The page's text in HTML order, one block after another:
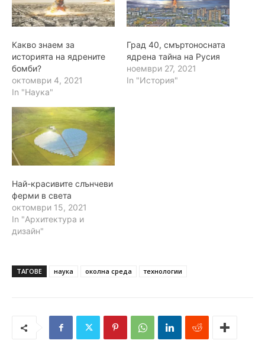
Какво знаем за
историята на ядрените
бомби?
октомври 4, 2021
In "Наука"
Град 40, смъртоносната
ядрена тайна на Русия
ноември 27, 2021
In "История"
Най-красивите слънчеви
ферми в света
октомври 15, 2021
In "Архитектура и
дизайн"
ТАГОВЕ наука околна среда технологии